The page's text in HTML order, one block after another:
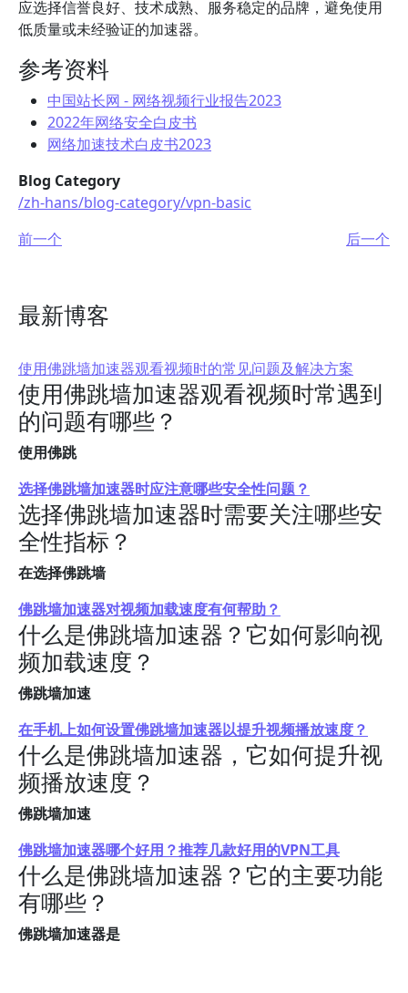
应选择信誉良好、技术成熟、服务稳定的品牌，避免使用
低质量或未经验证的加速器。
参考资料
中国站长网 - 网络视频行业报告2023
2022年网络安全白皮书
网络加速技术白皮书2023
Blog Category
/zh-hans/blog-category/vpn-basic
前一个
后一个
最新博客
使用佛跳墙加速器观看视频时的常见问题及解决方案
使用佛跳墙加速器观看视频时常遇到
的问题有哪些？
使用佛跳
选择佛跳墙加速器时应注意哪些安全性问题？
选择佛跳墙加速器时需要关注哪些安
全性指标？
在选择佛跳墙
佛跳墙加速器对视频加载速度有何帮助？
什么是佛跳墙加速器？它如何影响视
频加载速度？
佛跳墙加速
在手机上如何设置佛跳墙加速器以提升视频播放速度？
什么是佛跳墙加速器，它如何提升视
频播放速度？
佛跳墙加速
佛跳墙加速器哪个好用？推荐几款好用的VPN工具
什么是佛跳墙加速器？它的主要功能
有哪些？
佛跳墙加速器是